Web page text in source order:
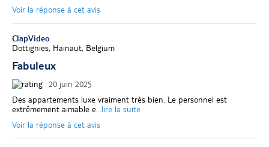
Voir la réponse à cet avis
ClapVideo
Dottignies, Hainaut, Belgium
Fabuleux
20 juin 2025
Des appartements luxe vraiment très bien. Le personnel est
extrêmement aimable e ...lire la suite
Voir la réponse à cet avis